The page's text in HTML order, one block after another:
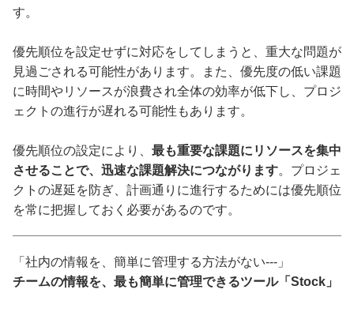
す。
優先順位を設定せずに対応をしてしまうと、重大な問題が
見過ごされる可能性があります。また、優先度の低い課題
に時間やリソースが浪費され全体の効率が低下し、プロジ
ェクトの進行が遅れる可能性もあります。
優先順位の設定により、 最も重要な課題にリソースを集中
させることで、迅速な課題解決につながります。プロジェ
クトの遅延を防ぎ、計画通りに進行するためには優先順位
を常に把握しておく必要があるのです。
「社内の情報を、簡単に管理する方法がない---」
チームの情報を、最も簡単に管理できるツール「Stock」